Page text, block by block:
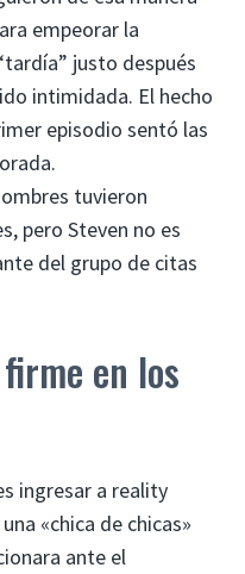
empeorar la
justo después
intimidada. El hecho
episodio sentó las
tuvieron
pero Steven no es
del grupo de citas
en los
ingresar a reality
«chica de chicas»
ante el